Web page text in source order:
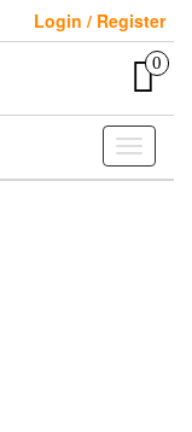
Login / Register
0
Toggle